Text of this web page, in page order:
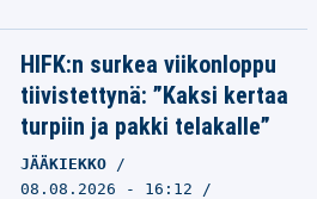
HIFK:n surkea viikonloppu
tiivistettynä: ”Kaksi kertaa
turpiin ja pakki telakalle”
JÄÄKIEKKO
08.08.2026 - 16:12